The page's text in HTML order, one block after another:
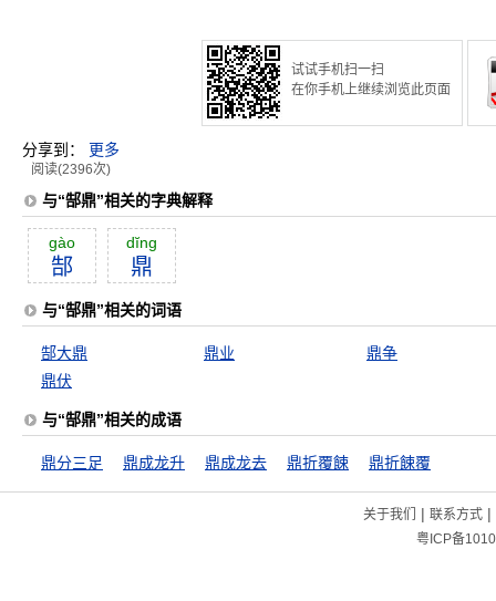
试试手机扫一扫
在你手机上继续浏览此页面
分享到： 更多
阅读(2396次)
与“郜鼎”相关的字典解释
gào
郜
dĭng
鼎
与“郜鼎”相关的词语
郜大鼎 鼎业
鼎争
鼎伏
与“郜鼎”相关的成语
鼎分三足 鼎成龙升 鼎成龙去 鼎折覆餗 鼎折餗覆
关于我们 | 联系方式|
粤ICP备